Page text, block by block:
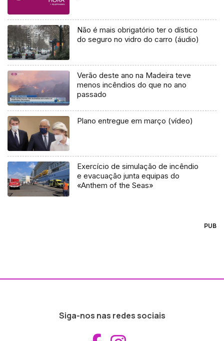
Não é mais obrigatório ter o dístico
do seguro no vidro do carro (áudio)
Verão deste ano na Madeira teve
menos incêndios do que no ano
passado
Plano entregue em março (vídeo)
Exercício de simulação de incêndio
e evacuação junta equipas do
«Anthem of the Seas»
PUB
Siga-nos nas redes sociais